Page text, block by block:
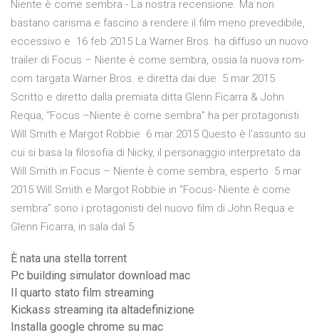
Niente è come sembra - La nostra recensione. Ma non
bastano carisma e fascino a rendere il film meno prevedibile,
eccessivo e 16 feb 2015 La Warner Bros. ha diffuso un nuovo
trailer di Focus – Niente è come sembra, ossia la nuova rom-
com targata Warner Bros. e diretta dai due 5 mar 2015
Scritto e diretto dalla premiata ditta Glenn Ficarra & John
Requa, “Focus –Niente è come sembra” ha per protagonisti
Will Smith e Margot Robbie 6 mar 2015 Questo è l'assunto su
cui si basa la filosofia di Nicky, il personaggio interpretato da
Will Smith in Focus – Niente è come sembra, esperto 5 mar
2015 Will Smith e Margot Robbie in “Focus- Niente è come
sembra” sono i protagonisti del nuovo film di John Requa e
Glenn Ficarra, in sala dal 5
È nata una stella torrent
Pc building simulator download mac
Il quarto stato film streaming
Kickass streaming ita altadefinizione
Installa google chrome su mac